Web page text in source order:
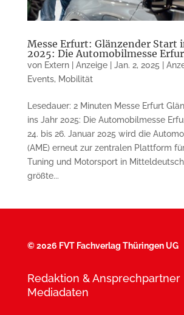
Messe Erfurt: Glänzender Start
2025: Die Automobilmesse
von Extern | Anzeige| Jan. 2, 2025
Events, Mobilität
Lesedauer: 2 Minuten Messe Erfurt
ins Jahr 2025: Die Automobilmesse
24. bis 26. Januar 2025 wird die
(AME) erneut zur zentralen Plattform
Tuning und Motorsport in
größte...
©2026 FVT Fachverlag Thüringen UG
Redaktion & Ansprechpartner
Mediadaten